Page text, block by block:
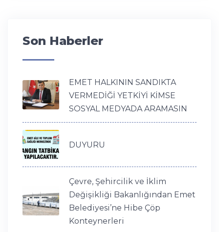
Son Haberler
EMET HALKININ SANDIKTA
VERMEDİĞİ YETKİYİ KİMSE
SOSYAL MEDYADA ARAMASIN
DUYURU
Çevre, Şehircilik ve İklim
Değişikliği Bakanlığından Emet
Belediyesi’ne Hibe Çöp
Konteynerleri